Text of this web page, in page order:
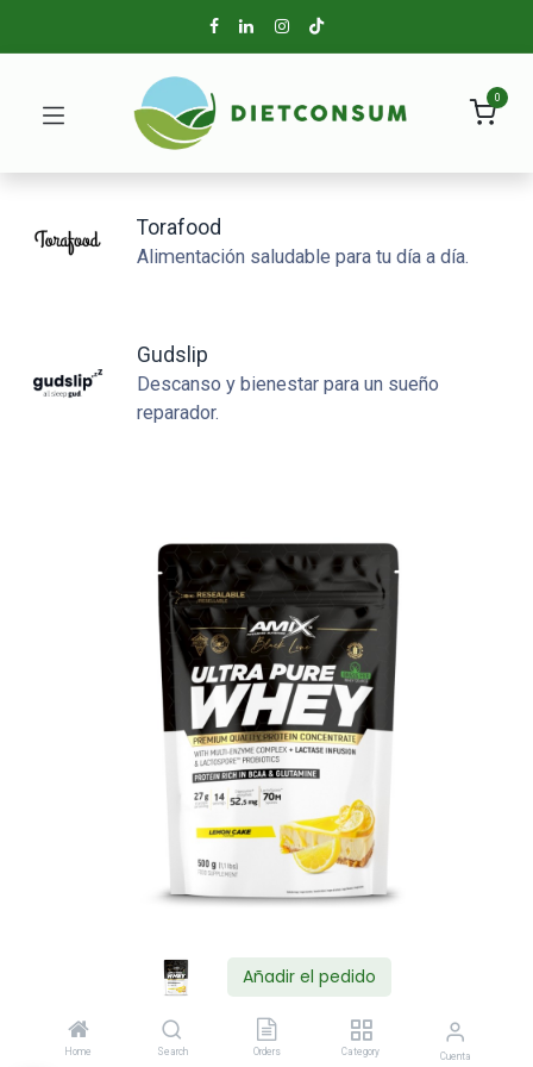
Añadir el pedido
Home Search Orders Category Cuenta
0
Torafood
Alimentación saludable para tu día a día.
Gudslip
Descanso y bienestar para un sueño
reparador.
Shop